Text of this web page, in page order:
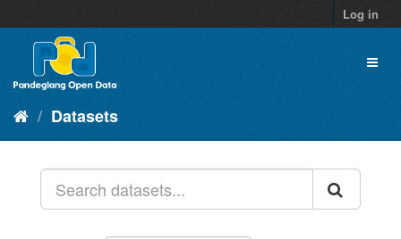
to
content
Log in
Datasets